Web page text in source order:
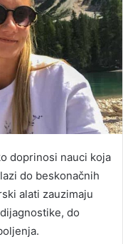
doprinosi nauci koja
do beskonačnih
alati zauzimaju
do